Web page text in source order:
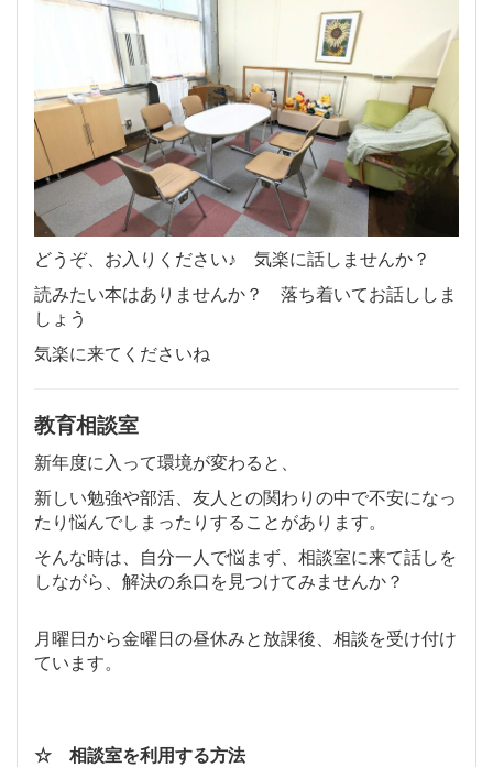
どうぞ、お入りください♪ 気楽に話しませんか？
読みたい本はありませんか？ 落ち着いてお話ししま
しょう
気楽に来てくださいね
教育相談室
新年度に入って環境が変わると、
新しい勉強や部活、友人との関わりの中で不安になっ
たり悩んでしまったりすることがあります。
そんな時は、自分一人で悩まず、相談室に来て話しを
しながら、解決の糸口を見つけてみませんか？
月曜日から金曜日の昼休みと放課後、相談を受け付け
ています。
☆ 相談室を利用する方法